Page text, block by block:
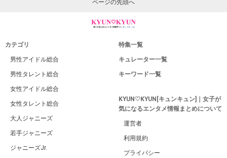
ページの先頭へ
カテゴリ
男性アイドル総合
男性タレント総合
女性アイドル総合
女性タレント総合
大人ジャニーズ
若手ジャニーズ
ジャニーズJr.
特集一覧
キュレーター一覧
キーワード一覧
KYUN♡KYUN[キュンキュン]｜女子が
気になるエンタメ情報まとめについて
運営者
利用規約
プライバシー